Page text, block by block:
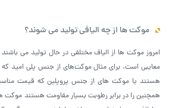
موکت ها از چه الیافی تولید می شوند؟
امروز موکت ها از الیاف مختلفی در حال تولید می باشند
معایبی است. برای مثال موکت‌های از جنس پلی امید که
هستند یا موکت های از جنس پروپلین که قیمت
همچنین را در برابر رطوبت بسیار مقاومت هستند موکت